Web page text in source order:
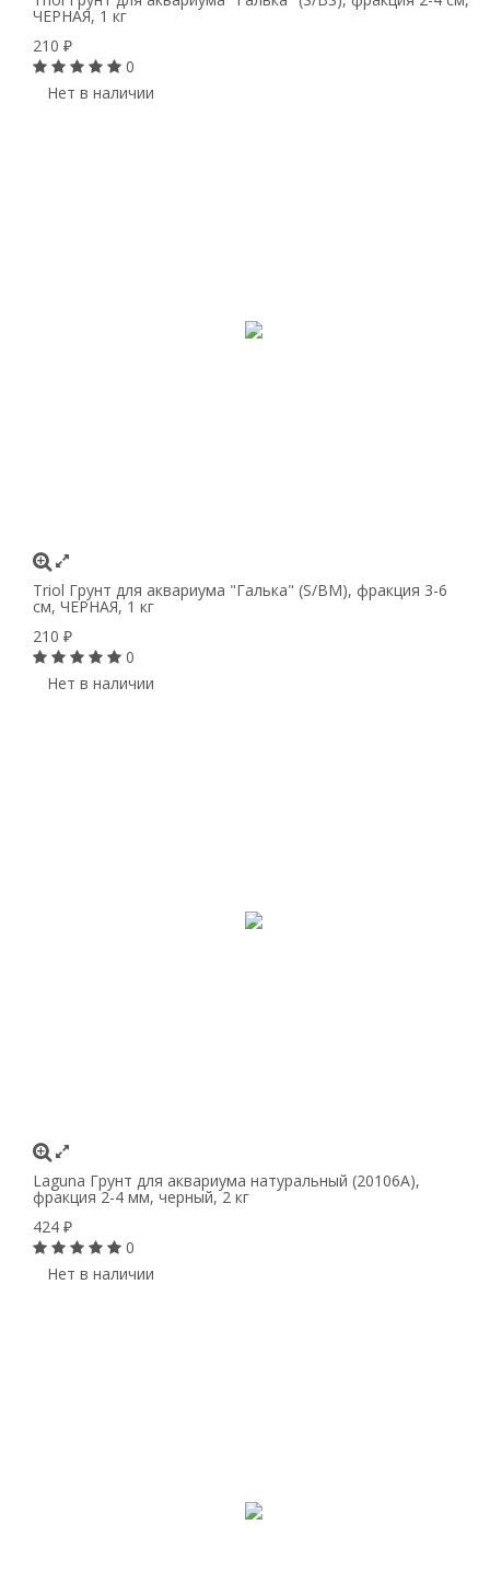
ЧЕРНАЯ, 1 кг
210 ₽
0
Нет в наличии
Triol Грунт для аквариума "Галька" (S/BM), фракция 3-6
см, ЧЕРНАЯ, 1 кг
210 ₽
0
Нет в наличии
Laguna Грунт для аквариума натуральный (20106А),
фракция 2-4 мм, черный, 2 кг
424 ₽
0
Нет в наличии